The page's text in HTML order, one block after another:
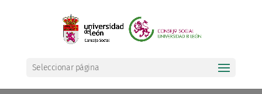
Seleccionar página